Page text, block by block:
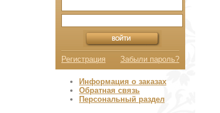
Регистрация Забыли пароль?
Информация о заказах
Обратная связь
Персональный раздел